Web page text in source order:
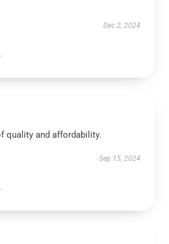
Dec 2, 2024
quality and affordability.
Sep 15, 2024